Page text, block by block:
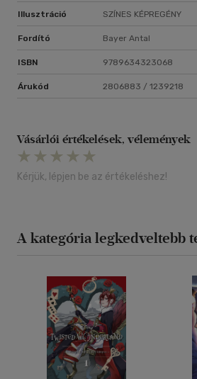
Illusztráció SZÍNES KÉPREGÉNY
Fordító Bayer Antal
ISBN 9789634323068
Árukód 2806883 / 1239218
Vásárlói értékelések, vélemények
Kérjük, lépjen be az értékeléshez!
A kategória legkedveltebb